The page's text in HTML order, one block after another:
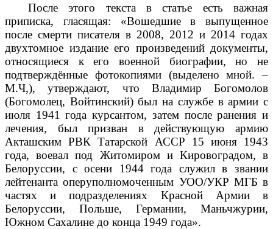
После этого текста в статье есть важная
приписка, гласящая: «Вошедшие в выпущенное
после смерти писателя в 2008, 2012 и 2014 годах
двухтомное издание его произведений документы,
относящиеся к его военной биографии, но не
подтверждённые фотокопиями (выделено мной. –
М.Ч,), утверждают, что Владимир Богомолов
(Богомолец, Войтинский) был на службе в армии с
июля 1941 года курсантом, затем после ранения и
лечения, был призван в действующую армию
Акташским РВК Татарской АССР 15 июня 1943
года, воевал под Житомиром и Кировоградом, в
Белоруссии, с осени 1944 года служил в звании
лейтенанта оперуполномоченным УОО/УКР МГБ в
частях и подразделениях Красной Армии в
Белоруссии, Польше, Германии, Маньчжурии,
Южном Сахалине до конца 1949 года».